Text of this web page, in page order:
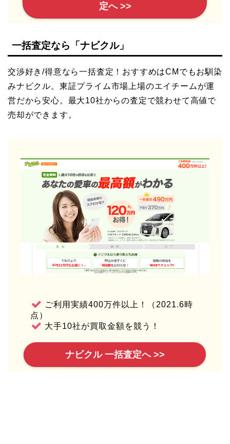
定へ >>
一括査定なら「ナビクル」
交渉好き/得意なら一括査定！おすすめはCMでもお馴染
みナビクル。東証プライム市場上場のエイチームが運
営だから安心。最大10社からの査定で競わせて高値で
売却ができます。
ご利用実績400万件以上！（2021.6時
点）
大手10社が買取金額を競う！
ナビクル 一括査定へ >>